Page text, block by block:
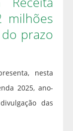
milhões
prazo
nesta
2025, ano-
das